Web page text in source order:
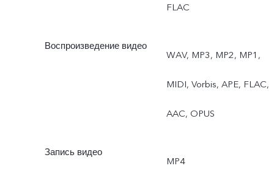
FLAC
Воспроизведение видео
WAV, MP3, MP2, MP1,
MIDI, Vorbis, APE, FLAC,
AAC, OPUS
Запись видео
MP4